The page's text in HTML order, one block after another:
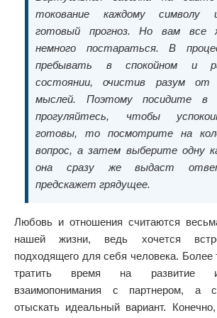
токование каждому символу
готовый прогноз. Но вам все
немного постараться. В
пребывать в спокойном и
состоянии, очистив разум от
мыслей. Поэтому посидите в
прогуляйтесь, чтобы
готовы, то посмотрите на
вопрос, а затем выберите одну
она сразу же выдаст
предскажет грядущее.
Любовь и отношения считаются
нашей жизни, ведь хочется
подходящего для себя человека. Более
тратить время на развитие и
взаимопонимания с партнером, а
отыскать идеальный вариант.